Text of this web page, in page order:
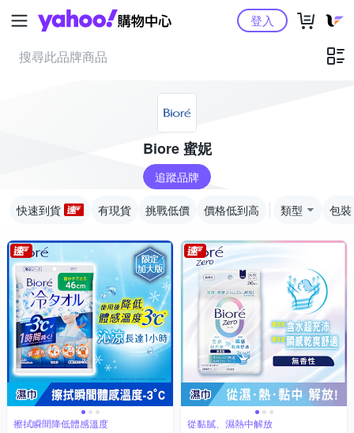
Yahoo購物中心登入
Biore 蜜妮
追蹤品牌
快速到貨 有現貨 挑戰低價 價格低到高 類型 包裝
擦拭瞬間降低體感溫度 從黏膩、濕熱中解放